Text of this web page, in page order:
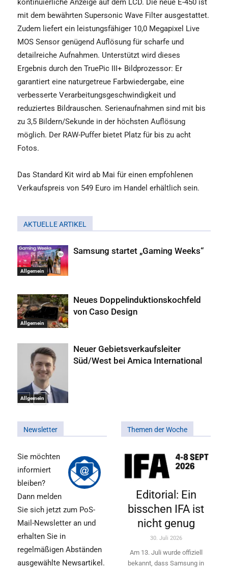
kontinuierliche Anzeige auf dem LCD. Die neue E-450 ist
mit dem bewährten Supersonic Wave Filter ausgestattet.
Zudem liefert ein leistungsfähiger 10,0 Megapixel Live
MOS Sensor genügend Auflösung für scharfe und
detailreiche Aufnahmen. Unterstützt wird dieses
Ergebnis durch den TruePic III+ Bildprozessor: Er
garantiert eine naturgetreue Farbwiedergabe, eine
verbesserte Verarbeitungsgeschwindigkeit und
reduziertes Bildrauschen. Serienaufnahmen sind mit bis
zu 3,5 Bildern/Sekunde in der höchsten Auflösung
möglich. Der RAW-Puffer bietet Platz für bis zu acht
Fotos.
Das Standard Kit wird ab Mai für einen empfohlenen
Verkaufspreis von 549 Euro im Handel erhältlich sein.
AKTUELLE ARTIKEL
Allgemein
Samsung startet „Gaming Weeks“
Allgemein
Neues Doppelinduktionskochfeld
von Caso Design
Allgemein
Neuer Gebietsverkaufsleiter
Süd/West bei Amica International
Newsletter
Sie möchten
informiert
bleiben?
Dann melden
Sie sich jetzt zum PoS-
Mail-Newsletter an und
erhalten Sie in
regelmäßigen Abständen
ausgewählte Newsartikel.
Themen der Woche
Editorial: Ein
bisschen IFA ist
nicht genug
30. Juli 2026
Am 13. Juli wurde offiziell
bekannt, dass Samsung in